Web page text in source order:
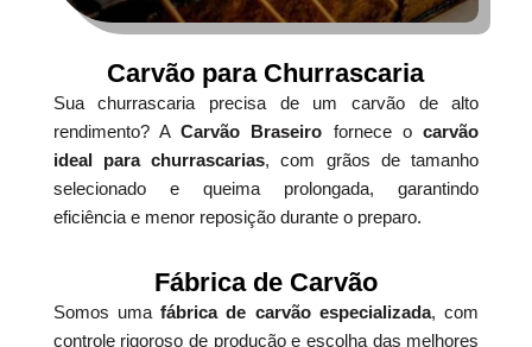
Carvão para Churrascaria
Sua churrascaria precisa de um carvão de alto
rendimento? ACarvão Braseiro fornece ocarvão
ideal para churrascarias, com grãos de tamanho
selecionado e queima prolongada, garantindo
eficiência e menor reposição durante o preparo.
Fábrica de Carvão
Somos umafábrica de carvão especializada, com
controle rigoroso de produção e escolha das melhores